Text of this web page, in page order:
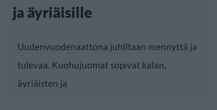
ja äyriäisille
Uudenvuodenaattona juhlitaan mennyttä ja
tulevaa. Kuohujuomat sopivat kalan,
äyriäisten ja